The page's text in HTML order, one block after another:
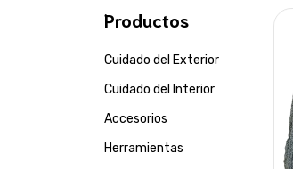
Productos
Cuidado del Exterior
Cuidado del Interior
Accesorios
Herramientas